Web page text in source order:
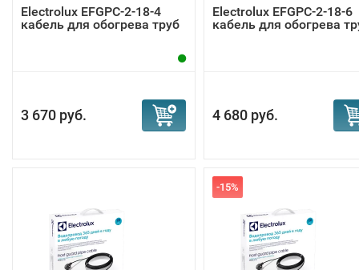
Electrolux EFGPC-2-18-4
кабель для обогрева труб
3 670 руб.
Electrolux EFGPC-2-18-6
кабель для обогрева
4 680 руб.
-15%